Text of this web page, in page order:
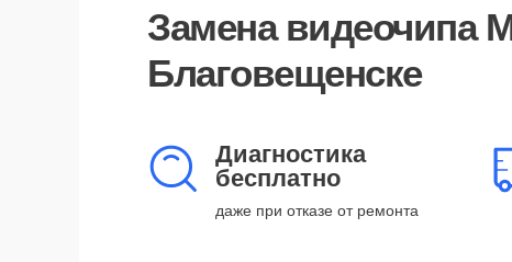
Замена видеочипа
Благовещенске
Диагностика
бесплатно
даже при отказе от ремонта